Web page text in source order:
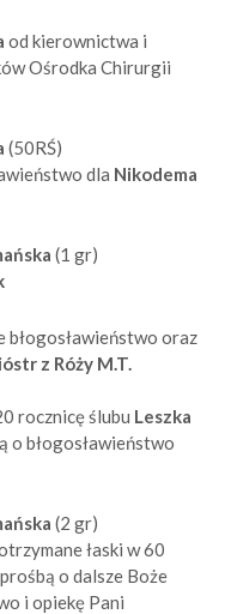
od kierownictwa i
Ośrodka Chirurgii
(50RŚ)
dla Nikodema
(1 gr)
błogosławieństwo oraz
z Róży M.T.
rocznicę ślubu Leszka
o błogosławieństwo
(2 gr)
łaski w 60
o dalsze Boże
i opiekę Pani